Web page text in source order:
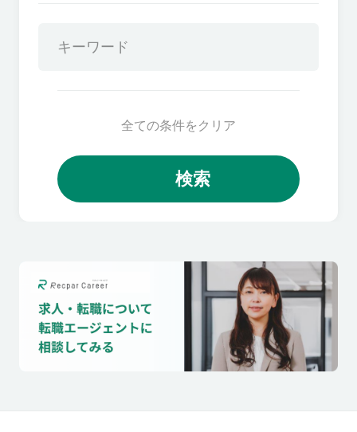
全ての条件をクリア
検索